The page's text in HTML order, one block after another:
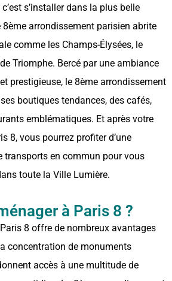
s’installer dans la plus belle
arrondissement parisien abrite
comme les Champs-Élysées, le
Triomphe. Bercé par une ambiance
prestigieuse, le 8ème arrondissement
boutiques tendances, des cafés,
emblématiques. Et après votre
8, vous pourrez profiter d’une
transports en commun pour vous
toute la Ville Lumière.
à Paris 8 ?
8 offre de nombreux avantages
concentration de monuments
accès à une multitude de